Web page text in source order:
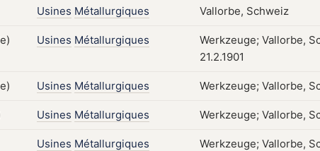
Usines Métallurgiques Vallorbe, Schweiz
Usines Métallurgiques
Werkzeuge; Vallorbe,
21.2.1901
Usines Métallurgiques Werkzeuge; Vallorbe,
Usines Métallurgiques Werkzeuge; Vallorbe,
Usines Métallurgiques
Werkzeuge; Vallorbe,